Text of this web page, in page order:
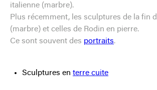
italienne (marbre).
Plus récemment, les sculptures de la fin
(marbre) et celles de Rodin en pierre.
Ce sont souvent des portraits.
Sculptures en terre cuite